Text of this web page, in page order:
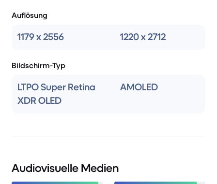
Auflösung
1179 x 2556 1220 x 2712
Bildschirm-Typ
LTPO Super Retina
XDR OLED
AMOLED
Audiovisuelle Medien